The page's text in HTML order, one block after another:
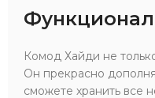
Комод Хайди не
Он прекрасно
сможете хранить все